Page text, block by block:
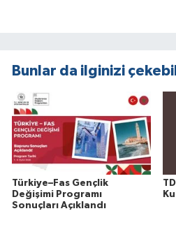
Bunlar da ilginizi
Türkiye–Fas Gençlik
Değişimi Programı
Sonuçları Açıklandı